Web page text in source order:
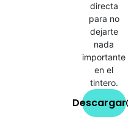
directa
para no
dejarte
nada
importante
en el
tintero.
Descargar